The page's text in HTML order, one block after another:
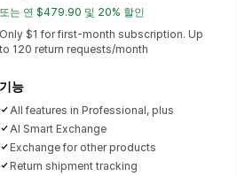
또는 연 $479.90 및 20% 할인
Only $1 for first-month subscription. Up
to 120 return requests/month
기능
All features in Professional, plus
AI Smart Exchange
Exchange for other products
Return shipment tracking